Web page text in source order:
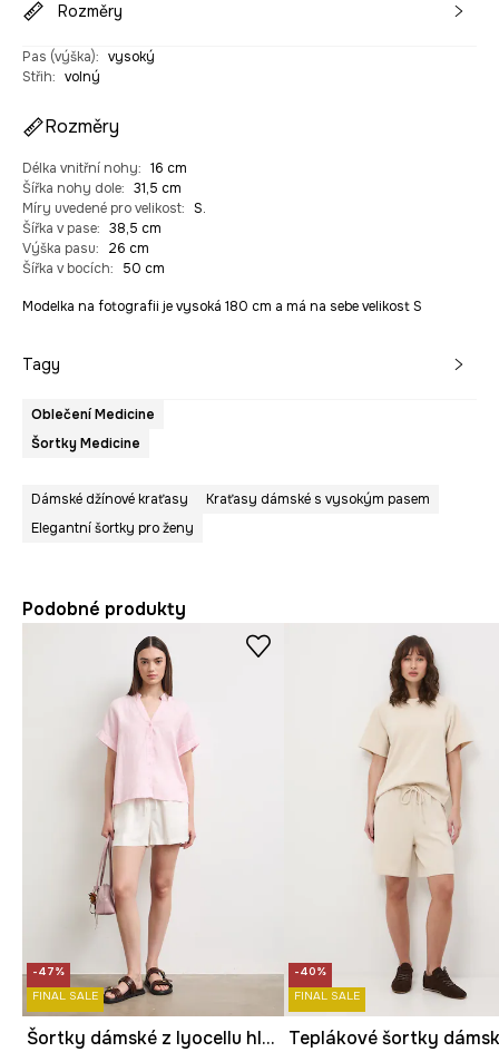
Rozměry
Pas (výška): vysoký
Střih: volný
Rozměry
Délka vnitřní nohy: 16 cm
Šířka nohy dole: 31,5 cm
Míry uvedené pro velikost: S.
Šířka v pase: 38,5 cm
Výška pasu:
26 cm
Šířka v bocích: 50 cm
Modelka na fotografii je vysoká 180 cm a má na sebe velikost S
Tagy
Oblečení Medicine
Šortky Medicine
Dámské džínové kraťasy
Kraťasy dámské s vysokým pasem
Elegantní šortky pro ženy
Podobné produkty
-47%
FINAL SALE
Šortky dámské z lyocellu hladké
-40%
FINAL SALE